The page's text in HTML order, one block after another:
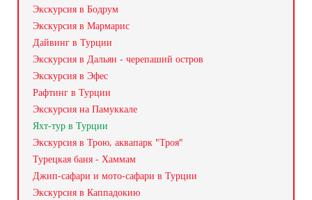
Экскурсия в Бодрум
Экскурсия в Мармарис
Дайвинг в Турции
Экскурсия в Дальян - черепаший остров
Экскурсия в Эфес
Рафтинг в Турции
Экскурсия на Памуккале
Яхт-тур в Турции
Экскурсия в Трою, аквапарк "Троя"
Турецкая баня - Хаммам
Джип-сафари и мото-сафари в Турции
Экскурсия в Каппадокию